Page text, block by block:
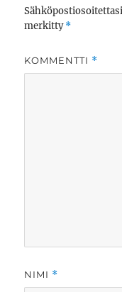
merkitty*
KOMMENTTI *
NIMI *